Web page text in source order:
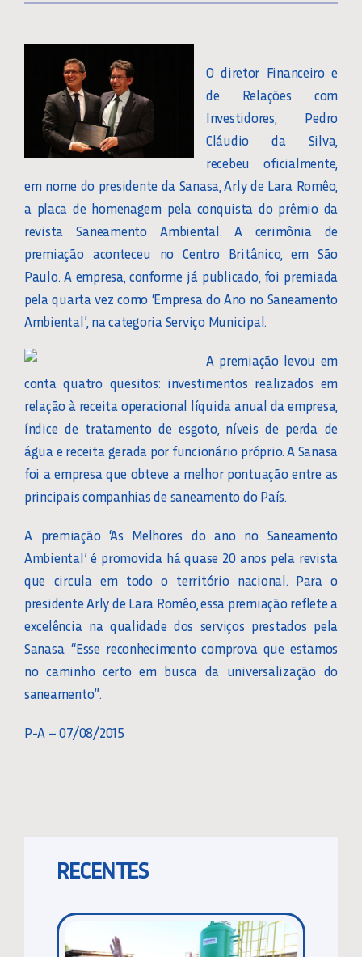
O diretor Financeiro e
de Relações com
Investidores, Pedro
Cláudio da Silva,
recebeu oficialmente,
em nome do presidente da Sanasa, Arly de Lara Romêo,
a placa de homenagem pela conquista do prêmio da
revista Saneamento Ambiental. A cerimônia de
premiação aconteceu no Centro Britânico, em São
Paulo. A empresa, conforme já publicado, foi premiada
pela quarta vez como ‘Empresa do Ano no Saneamento
Ambiental’, na categoria Serviço Municipal.
A premiação levou em
conta quatro quesitos: investimentos realizados em
relação à receita operacional líquida anual da empresa,
índice de tratamento de esgoto, níveis de perda de
água e receita gerada por funcionário próprio. A Sanasa
foi a empresa que obteve a melhor pontuação entre as
principais companhias de saneamento do País.
A premiação ‘As Melhores do ano no Saneamento
Ambiental’ é promovida há quase 20 anos pela revista
que circula em todo o território nacional. Para o
presidente Arly de Lara Romêo, essa premiação reflete a
excelência na qualidade dos serviços prestados pela
Sanasa. “Esse reconhecimento comprova que estamos
no caminho certo em busca da universalização do
saneamento”.
P-A – 07/08/2015
RECENTES